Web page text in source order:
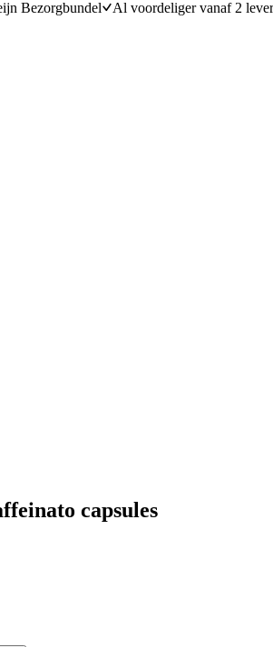
Bezorgbundel Al voordeliger vanaf 2
capsules